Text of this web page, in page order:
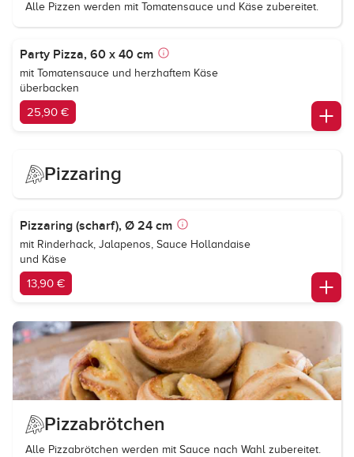
Alle Pizzen werden mit Tomatensauce und Käse zubereitet.
Party Pizza, 60 x 40 cm
mit Tomatensauce und herzhaftem Käse
überbacken
25,90 €
Pizzaring
Pizzaring (scharf), Ø 24 cm
mit Rinderhack, Jalapenos, Sauce Hollandaise
und Käse
13,90 €
Pizzabrötchen
Alle Pizzabrötchen werden mit Sauce nach Wahl zubereitet.